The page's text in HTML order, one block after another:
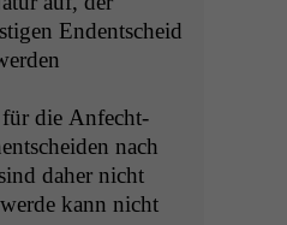
Endentscheid
für die Anfecht­
nach
sind daher nicht
kann nicht